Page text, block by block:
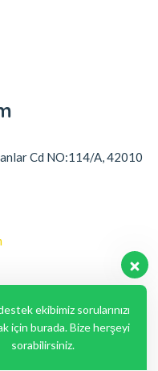
Cd NO:114/A, 42010
ekibimiz sorularınızı
için burada. Bize herşeyi
sorabilirsiniz.